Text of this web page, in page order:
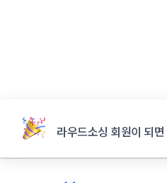
라우드소싱 회원이 되면